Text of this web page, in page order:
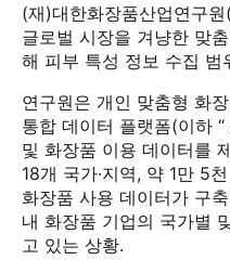
(재)대한화장품산업연구원
글로벌 시장을 겨냥한 맞
해 피부 특성 정보 수집 범
연구원은 개인 맞춤형 화
통합 데이터 플랫폼(이하
및 화장품 이용 데이터를
18개 국가·지역, 약 1만 5
화장품 사용 데이터가 구
내 화장품 기업의 국가별
고 있는 상황.